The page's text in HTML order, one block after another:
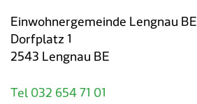
Einwohnergemeinde Lengnau BE
Dorfplatz 1
2543 Lengnau BE
Tel 032 654 71 01